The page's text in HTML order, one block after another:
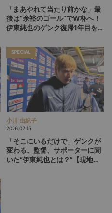
「まあやれて当たり前かな」最
後は“余裕のゴール”でW杯へ！
伊東純也のゲンク復帰1年目を総
SPECIAL
小川 由紀子
2026.02.15
「そこにいるだけで」ゲンクが
変わる。監督、サポーターに聞
いた“伊東純也とは？”【現地取